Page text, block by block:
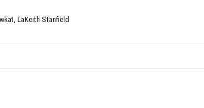
, LaKeith Stanfield